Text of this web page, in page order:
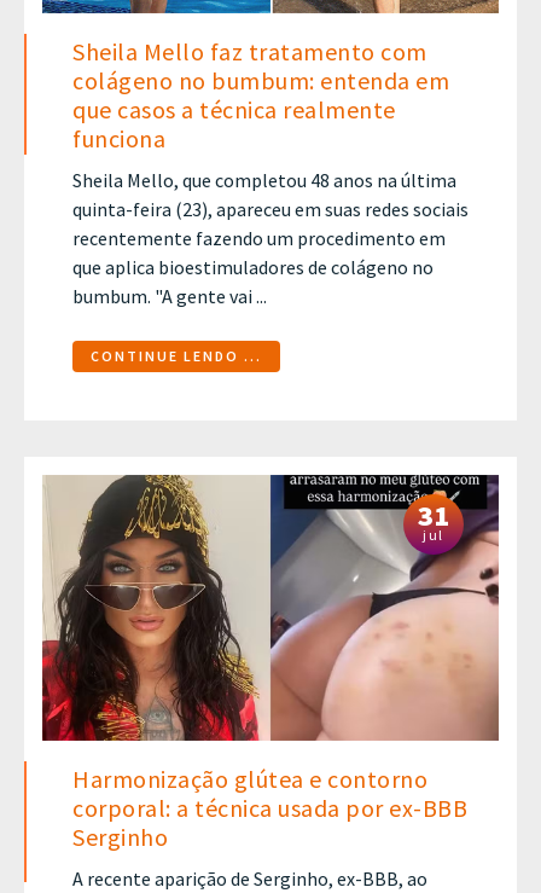
Sheila Mello faz tratamento com
colágeno no bumbum: entenda em
que casos a técnica realmente
funciona
Sheila Mello, que completou 48 anos na última
quinta-feira (23), apareceu em suas redes sociais
recentemente fazendo um procedimento em
que aplica bioestimuladores de colágeno no
bumbum. "A gente vai ...
CONTINUE LENDO ...
31
jul
Harmonização glútea e contorno
corporal: a técnica usada por ex-BBB
Serginho
A recente aparição de Serginho, ex-BBB, ao